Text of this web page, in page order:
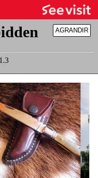
RÉDUIRE
AGRANDIR